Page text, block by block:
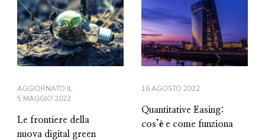
AGGIORNATO IL
5 MAGGIO 2022
Le frontiere della
nuova digital green
16 AGOSTO 2022
Quantitative Easing:
cos’è e come funziona